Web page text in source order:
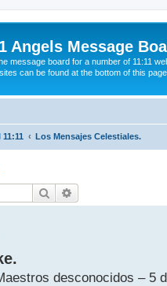
Angels Message
message board for a number of 11:11
can be found at the bottom of this page.
Los Mensajes Celestiales.
Search
desconocidos – 5